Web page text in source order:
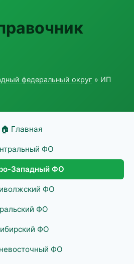
федеральный округ » ИП
🏠 Главная
ФО
Западный ФО
ФО
ФО
ФО
ФО